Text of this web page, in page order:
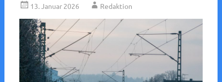
13. Januar 2026 Redaktion